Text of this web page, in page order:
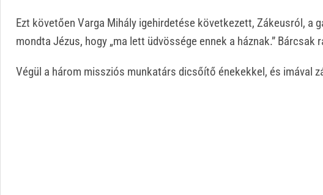
Ezt követően Varga Mihály igehirdetése következett, Zákeusról, a
mondta Jézus, hogy „ma lett üdvössége ennek a háznak.” Bárcsak
Végül a három missziós munkatárs dicsőítő énekekkel, és imával